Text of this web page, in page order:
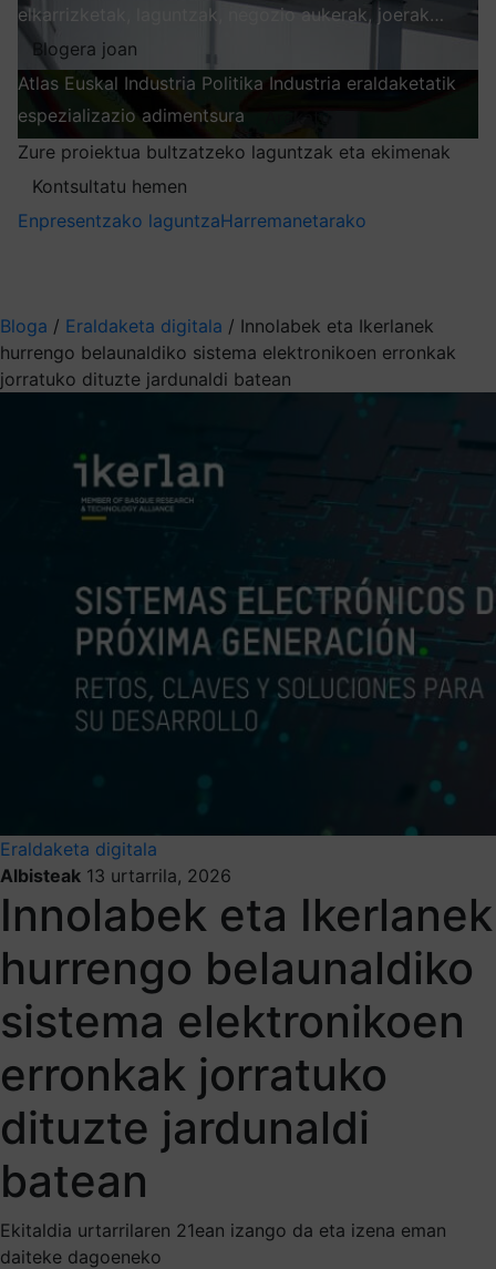
elkarrizketak, laguntzak, negozio aukerak, joerak…
Blogera joan
Atlas Euskal Industria Politika Industria eraldaketatik
espezializazio adimentsura
Zure proiektua bultzatzeko laguntzak eta ekimenak
Kontsultatu hemen
Enpresentzako laguntzaHarremanetarako
Bloga / Eraldaketa digitala / Innolabek eta Ikerlanek
hurrengo belaunaldiko sistema elektronikoen erronkak
jorratuko dituzte jardunaldi batean
Eraldaketa digitala
Albisteak 13 urtarrila, 2026
Innolabek eta Ikerlanek
hurrengo belaunaldiko
sistema elektronikoen
erronkak jorratuko
dituzte jardunaldi
batean
Ekitaldia urtarrilaren 21ean izango da eta izena eman
daiteke dagoeneko